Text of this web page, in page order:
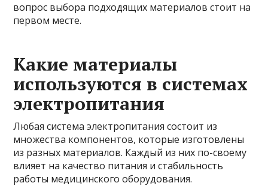
вопрос выбора подходящих материалов стоит на
первом месте.
Какие материалы
используются в системах
электропитания
Любая система электропитания состоит из
множества компонентов, которые изготовлены
из разных материалов. Каждый из них по-своему
влияет на качество питания и стабильность
работы медицинского оборудования.